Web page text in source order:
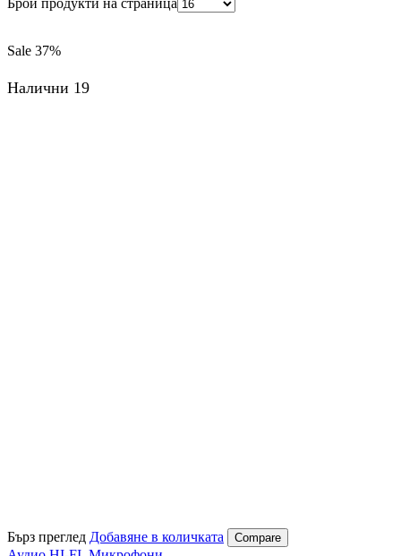
Sale 37%
Налични 19
Бърз преглед Добавяне в количката Compare